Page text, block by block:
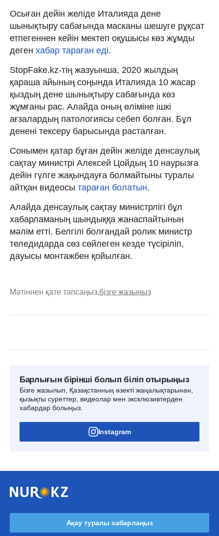
Осыған дейін желіде Италияда дене
шынықтыру сабағында масканы шешуге рұқсат
етпегеннен кейін мектеп оқушысы көз жұмды
деген хабар тараған еді.
StopFake.kz-тің жазуынша, 2020 жылдың
қараша айының соңында Италияда 10 жасар
қыздың дене шынықтыру сабағында көз
жұмғаны рас. Алайда оның өліміне ішкі
ағзалардың патологиясы себеп болған. Бұл
денені тексеру барысында расталған.
Сонымен қатар бұған дейін желіде денсаулық
сақтау министрі Алексей Цойдың 10 наурызға
дейін гүлге жақындауға болмайтыны туралы
айтқан видеосы тараған болатын.
Алайда денсаулық сақтау министрлігі бұл
хабарламаның шындыққа жанаспайтынын
мәлім етті. Белгілі болғандай ролик министр
теледидарда сөз сөйлеген кезде түсіріліп,
дауысы монтажбен қойылған.
Мәтіннен қате тапсаңыз,бізге жазыңыз
Барлығын бірінші болып біліп отырыңыз
Бізге жазылып, Қазақстанның өзекті жаңалықтарынан,
қызықты суреттер, видеолар мен эксклюзивтерден
хабардар болыңыз.
Instagram
Ақау туралы хабарлаңыз